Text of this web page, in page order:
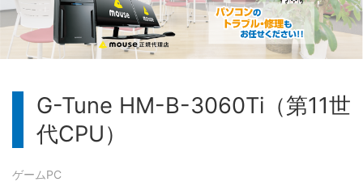
G-Tune HM-B-3060Ti（第11世
代CPU）
ゲームPC